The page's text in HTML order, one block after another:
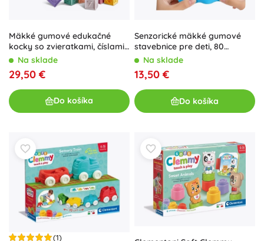
Mäkké gumové edukačné
kocky so zvieratkami, číslami
a vzormi (27 ks)
Na sklade
29,50 €
Do košíka
Senzorické mäkké gumové
stavebnice pre deti, 80
dielikov v puzdre
Na sklade
13,50 €
Do košíka
(1)